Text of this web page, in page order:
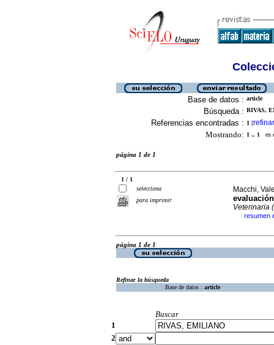
Base de datos : article
Búsqueda : RIVAS,
Referencias encontradas : 1 [refinar
Mostrando: 1 .. 1 en
página 1 de 1
1 / 1
selecciona
para imprimir
Macchi,
Veterinaria
· resumen
página 1 de 1
Refinar la búsqueda
Base de datos : article
Buscar
1
2